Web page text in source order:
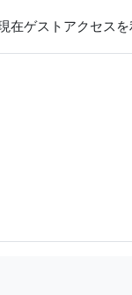
在ゲストアクセス